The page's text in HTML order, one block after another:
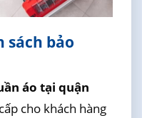
sách bảo
áo tại quận
cho khách hàng